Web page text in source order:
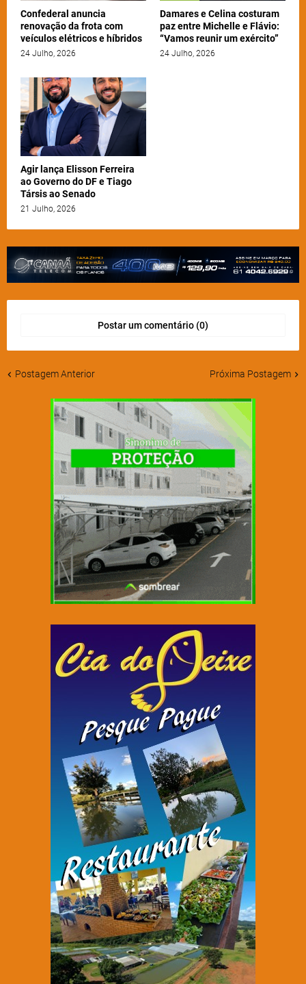
Confederal anuncia
renovação da frota com
veículos elétricos e híbridos
24 Julho, 2026
Damares e Celina costuram
paz entre Michelle e Flávio:
“Vamos reunir um exército”
24 Julho, 2026
Agir lança Elisson Ferreira
ao Governo do DF e Tiago
Társis ao Senado
21 Julho, 2026
Postar um comentário (0)
Postagem Anterior Próxima Postagem